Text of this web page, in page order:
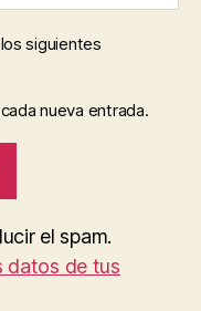
siguientes
nueva entrada.
el spam.
datos de tus